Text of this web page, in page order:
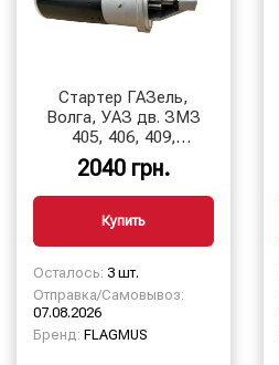
Стартер ГАЗель,
Волга, УАЗ дв. ЗМЗ
405, 406, 409,
редукторный, 12В,
1,7кВт, 9зуб. Flagmus
2040 грн.
Купить
Осталось: 3 шт.
Отправка/Самовывоз:
07.08.2026
Бренд: FLAGMUS